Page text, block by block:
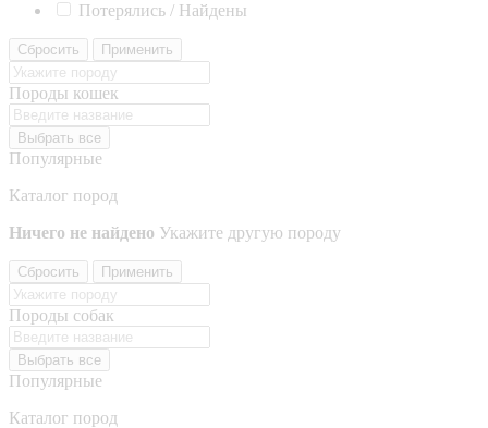
Потерялись / Найдены
Сбросить Применить
Породы кошек
Выбрать все
Популярные
Каталог пород
Ничего не найдено Укажите другую породу
Сбросить Применить
Породы собак
Выбрать все
Популярные
Каталог пород